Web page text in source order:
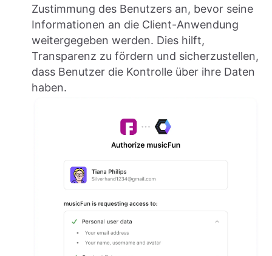
Zustimmung des Benutzers an, bevor seine
Informationen an die Client-Anwendung
weitergegeben werden. Dies hilft,
Transparenz zu fördern und sicherzustellen,
dass Benutzer die Kontrolle über ihre Daten
haben.